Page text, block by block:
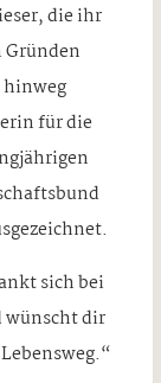
die ihr
hinweg
für die
sich bei
wünscht dir